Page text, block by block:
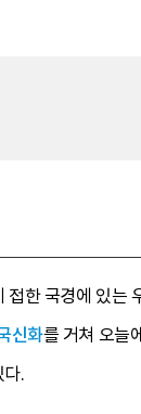
한 국경에 있
신화를 거쳐 오늘
.